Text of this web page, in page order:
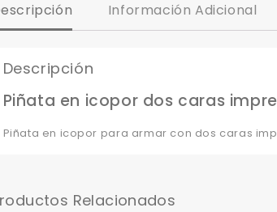
Información Adicional
Descripción
Piñata en icopor dos caras
Piñata en icopor para armar con dos caras
Relacionados